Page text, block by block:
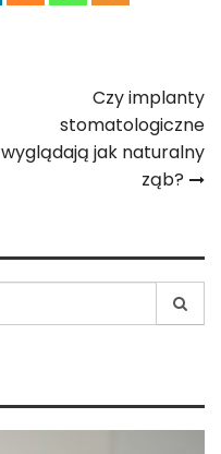
Czy implanty
stomatologiczne
wyglądają jak naturalny
ząb?